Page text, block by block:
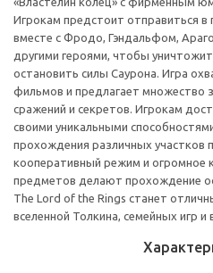
Игрокам предстоит отправиться
вместе с Фродо, Гэндальфом,
другими героями, чтобы
остановить силы Саурона. Игра
фильмов и предлагает множество
сражений и секретов. Игрокам
своими уникальными
прохождения различных участков
кооперативный режим и огромное
предметов делают прохождение
The Lord of the Rings станет
вселенной Толкина, семейных игр